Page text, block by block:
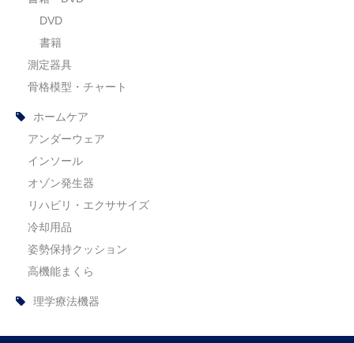
DVD
書籍
測定器具
骨格模型・チャート
ホームケア
アンダーウェア
インソール
オゾン発生器
リハビリ・エクササイズ
冷却用品
姿勢保持クッション
高機能まくら
理学療法機器